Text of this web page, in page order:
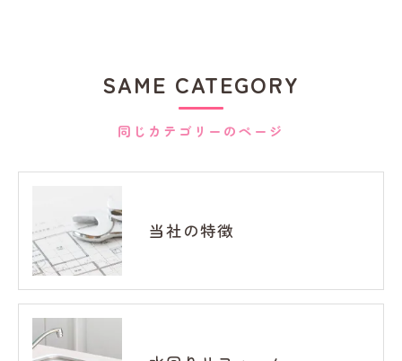
同じカテゴリーのページ
SAME CATEGORY
当社の特徴